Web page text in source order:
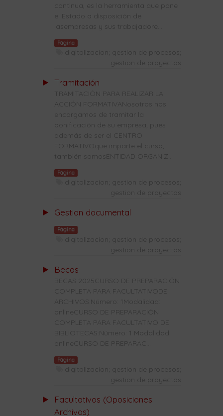
continua, es la herramienta que pone
el Estado a disposición de
lasempresas y sus trabajadore...
Página
digitalizacion; gestion de procesos;
gestion de proyectos
Tramitación
TRAMITACIÓN PARA REALIZAR LA
ACCIÓN FORMATIVANosotros nos
encargamos de tramitar la
bonificación de su empresa, pues
además de ser el CENTRO
FORMATIVOque imparte el curso,
también somosENTIDAD ORGANIZ...
Página
digitalizacion; gestion de procesos;
gestion de proyectos
Gestion documental
Página
digitalizacion; gestion de procesos;
gestion de proyectos
Becas
BECAS 2025CURSO DE PREPARACIÓN
COMPLETA PARA FACULTATIVODE
ARCHIVOS:Número: 1Modalidad:
onlineCURSO DE PREPARACIÓN
COMPLETA PARA FACULTATIVO DE
BIBLIOTECAS:Número: 1 Modalidad:
onlineCURSO DE PREPARAC...
Página
digitalizacion; gestion de procesos;
gestion de proyectos
Facultativos (Oposiciones
Archivos)